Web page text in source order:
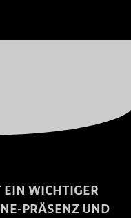
WICHTIGER
PRÄSENZ UND